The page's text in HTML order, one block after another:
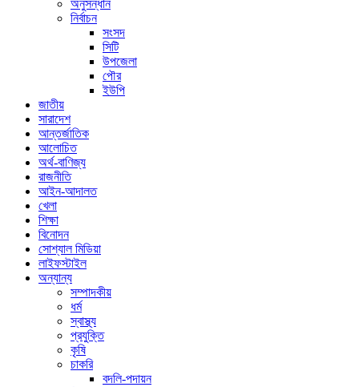
অনুসন্ধান
নির্বাচন
সংসদ
সিটি
উপজেলা
পৌর
ইউপি
জাতীয়
সারাদেশ
আন্তর্জাতিক
আলোচিত
অর্থ-বাণিজ্য
রাজনীতি
আইন-আদালত
খেলা
শিক্ষা
বিনোদন
সোশ্যাল মিডিয়া
লাইফস্টাইল
অন্যান্য
সম্পাদকীয়
ধর্ম
স্বাস্থ্য
প্রযুক্তি
কৃষি
চাকরি
বদলি-পদায়ন